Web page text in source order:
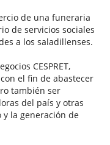
de una funeraria
de servicios sociales
a los saladillenses.
CESPRET,
el fin de abastecer
también ser
del país y otras
la generación de